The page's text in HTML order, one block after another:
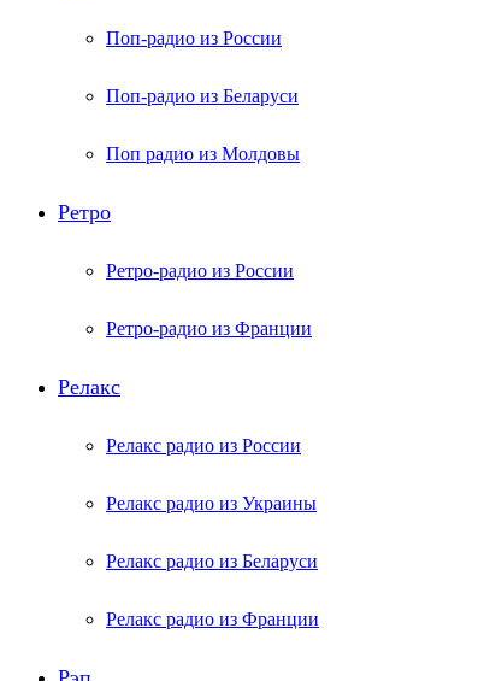
Поп-радио из России
Поп-радио из Беларуси
Поп радио из Молдовы
Ретро
Ретро-радио из России
Ретро-радио из Франции
Релакс
Релакс радио из России
Релакс радио из Украины
Релакс радио из Беларуси
Релакс радио из Франции